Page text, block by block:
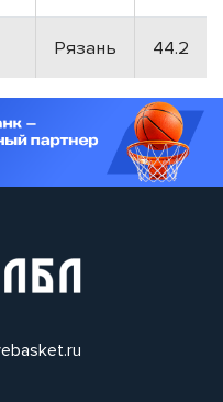
Рязань 44.2